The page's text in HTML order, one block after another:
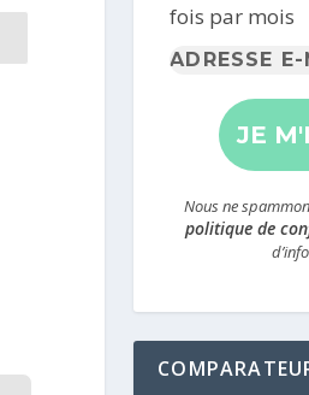
fois par mois
Nous ne
politique de